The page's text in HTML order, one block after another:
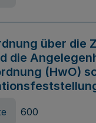
über die
die
(HwO)
600